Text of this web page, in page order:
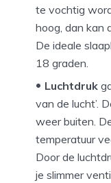
te vochtig
hoog, dan kan
De ideale
18 graden.
Luchtdruk
van de lucht’.
weer buiten.
temperatuur
Door de
je slimmer